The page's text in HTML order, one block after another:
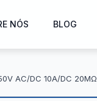
NÓS BLOG
AC/DC 10A/DC 20MΩ